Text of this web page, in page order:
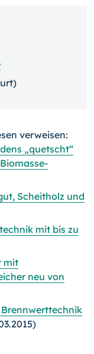
verweisen:
„quetscht“
Scheitholz und
mit bis zu
mit
neu von
Brennwerttechnik